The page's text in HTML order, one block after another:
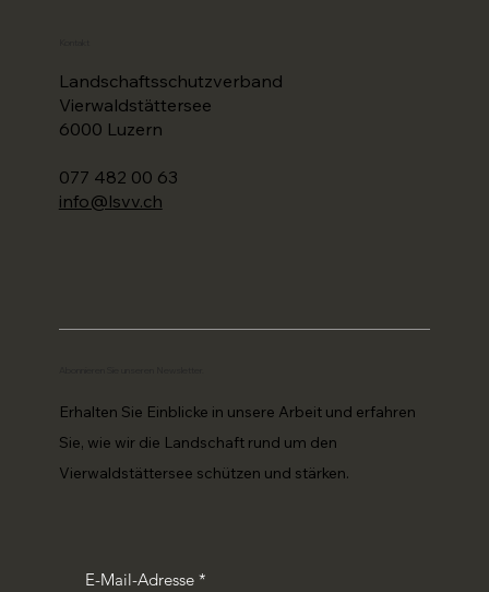
Landschaftsschutzverband
Vierwaldstättersee
6000 Luzern
077 482 00 63
info@lsvv.ch
Erhalten Sie Einblicke in unsere Arbeit und erfahren
Sie, wie wir die Landschaft rund um den
Vierwaldstättersee schützen und stärken.
E-Mail-Adresse *